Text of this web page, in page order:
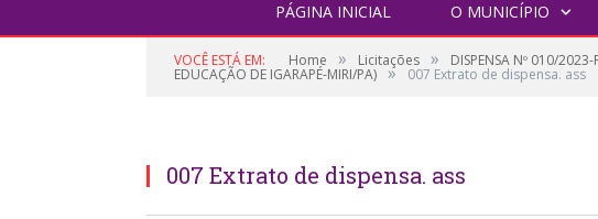
PÁGINA INICIAL O MUNICÍPIO
VOCÊ ESTÁ EM: Home » Licitações » DISPENSA Nº 010/
EDUCAÇÃO DE IGARAPÉ-MIRI/PA) » 007 Extrato de dispensa. ass
007 Extrato de dispensa. ass